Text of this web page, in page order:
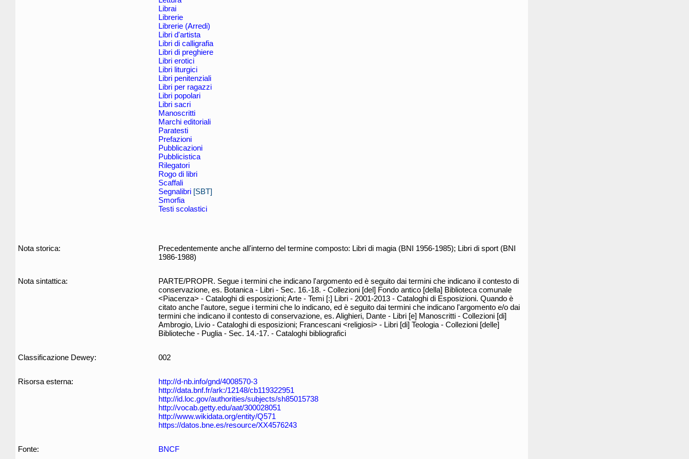
Librai
Librerie
Librerie (Arredi)
Libri d'artista
Libri di calligrafia
Libri di preghiere
Libri erotici
Libri liturgici
Libri penitenziali
Libri per ragazzi
Libri popolari
Libri sacri
Manoscritti
Marchi editoriali
Paratesti
Prefazioni
Pubblicazioni
Pubblicistica
Rilegatori
Rogo di libri
Scaffali
Segnalibri [SBT]
Smorfia
Testi scolastici
Nota storica:
Precedentemente anche all'interno del termine composto: Libri di magia (BNI 1956-1985); Libri di sport (BNI
1986-1988)
Nota sintattica:
PARTE/PROPR. Segue i termini che indicano l'argomento ed è seguito dai termini che indicano il contesto di
conservazione, es. Botanica - Libri - Sec. 16.-18. - Collezioni [del] Fondo antico [della] Biblioteca comunale
<Piacenza> - Cataloghi di esposizioni; Arte - Temi [:] Libri - 2001-2013 - Cataloghi di Esposizioni. Quando è
citato anche l'autore, segue i termini che lo indicano, ed è seguito dai termini che indicano l'argomento e/o dai
termini che indicano il contesto di conservazione, es. Alighieri, Dante - Libri [e] Manoscritti - Collezioni [di]
Ambrogio, Livio - Cataloghi di esposizioni; Francescani <religiosi> - Libri [di] Teologia - Collezioni [delle]
Biblioteche - Puglia - Sec. 14.-17. - Cataloghi bibliografici
Classificazione Dewey: 002
Risorsa esterna:
http://d-nb.info/gnd/4008570-3
http://data.bnf.fr/ark:/12148/cb119322951
http://id.loc.gov/authorities/subjects/sh85015738
http://vocab.getty.edu/aat/300028051
http://www.wikidata.org/entity/Q571
https://datos.bne.es/resource/XX4576243
Fonte: BNCF